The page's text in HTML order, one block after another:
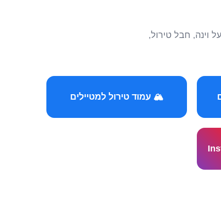
וינה, חבל טירול,
🏔️ עמוד טירול למטיילים